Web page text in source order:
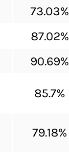
73.03%
87.02%
90.69%
85.7%
79.18%